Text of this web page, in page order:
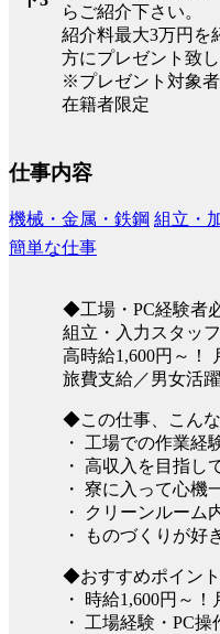
らご紹介下さい。
紹介料最大3万円を
方にプレゼント致し
※プレゼント対象
在籍者限定
仕事内容
機械・金属・鉄鋼 組立・
簡単な仕事
◆工場・PC経験者
組立・入力スタッ
高時給1,600円～！
旅費支給／男女活
◆この仕事、こんな
・ 工場での作業経
・ 高収入を目指し
・ 寮に入って心機
・ クリーンルーム
・ ものづくりが好
◆おすすめポイン
・ 時給1,600円～
・ 工場経験・PC